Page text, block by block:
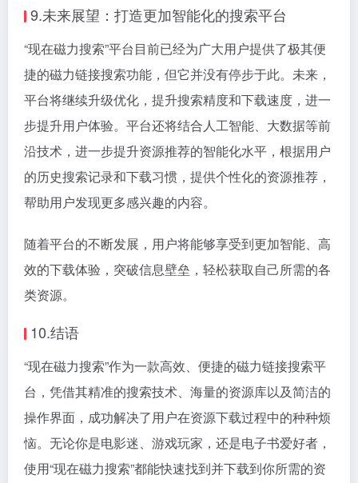
9.未来展望：打造更加智能化的搜索平台
“现在磁力搜索”平台目前已经为广大用户提供了极其便
捷的磁力链接搜索功能，但它并没有停步于此。未来，
平台将继续升级优化，提升搜索精度和下载速度，进一
步提升用户体验。平台还将结合人工智能、大数据等前
沿技术，进一步提升资源推荐的智能化水平，根据用户
的历史搜索记录和下载习惯，提供个性化的资源推荐，
帮助用户发现更多感兴趣的内容。
随着平台的不断发展，用户将能够享受到更加智能、高
效的下载体验，突破信息壁垒，轻松获取自己所需的各
类资源。
10.结语
“现在磁力搜索”作为一款高效、便捷的磁力链接搜索平
台，凭借其精准的搜索技术、海量的资源库以及简洁的
操作界面，成功解决了用户在资源下载过程中的种种烦
恼。无论你是电影迷、游戏玩家，还是电子书爱好者，
使用“现在磁力搜索”都能快速找到并下载到你所需的资